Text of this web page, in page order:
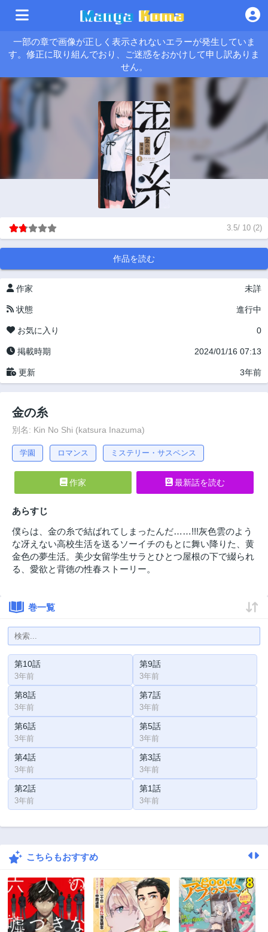
一部の章で画像が正しく表示されないエラーが発生していま
す。修正に取り組んでおり、ご迷惑をおかけして申し訳ありま
せん。
3.5/ 10 (2)
作品を読む
作家 未詳
状態 進行中
お気に入り 0
掲載時期 2024/01/16 07:13
更新 3年前
金の糸
別名: Kin No Shi (katsura Inazuma)
学園 ロマンス ミステリー・サスペンス
作家 最新話を読む
あらすじ
僕らは、金の糸で結ばれてしまったんだ……!!!灰色雲のよう
な冴えない高校生活を送るソーイチのもとに舞い降りた、黄
金色の夢生活。美少女留学生サラとひとつ屋根の下で綴られ
る、愛欲と背徳の性春ストーリー。
巻一覧
第10話
3年前
第9話
3年前
第8話
3年前
第7話
3年前
第6話
3年前
第5話
3年前
第4話
3年前
第3話
3年前
第2話
3年前
第1話
3年前
こちらもおすすめ